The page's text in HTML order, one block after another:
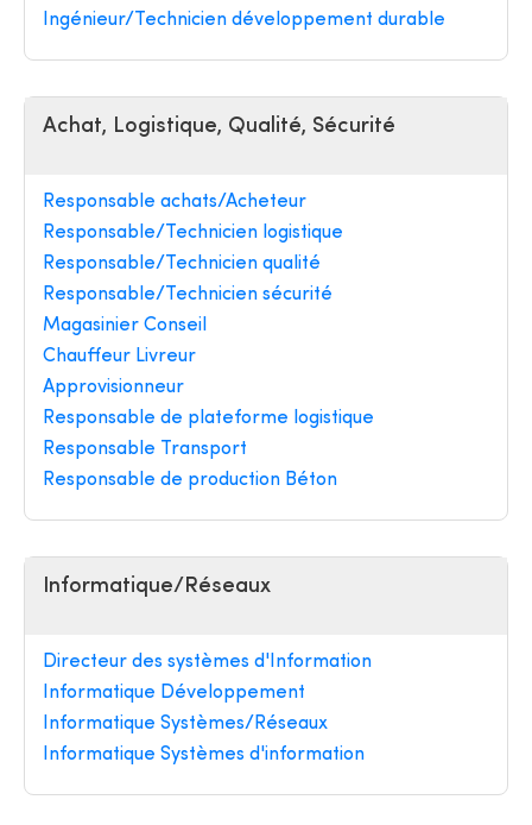
Ingénieur/Technicien développement durable
Achat, Logistique, Qualité, Sécurité
Responsable achats/Acheteur
Responsable/Technicien logistique
Responsable/Technicien qualité
Responsable/Technicien sécurité
Magasinier Conseil
Chauffeur Livreur
Approvisionneur
Responsable de plateforme logistique
Responsable Transport
Responsable de production Béton
Informatique/Réseaux
Directeur des systèmes d'Information
Informatique Développement
Informatique Systèmes/Réseaux
Informatique Systèmes d'information